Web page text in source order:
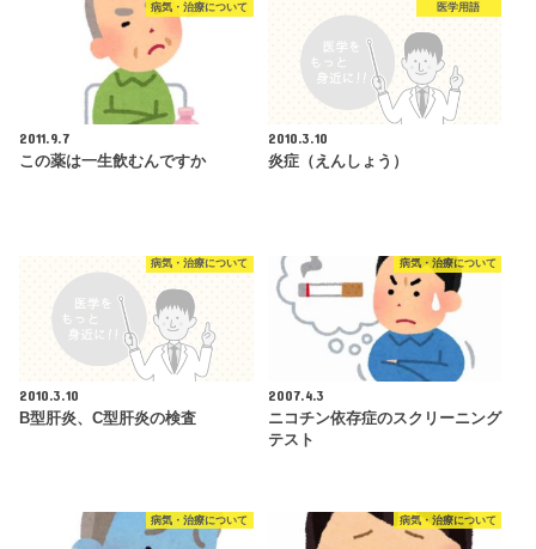
病気・治療について
2011.9.7
この薬は一生飲むんですか
医学用語
2010.3.10
炎症（えんしょう）
病気・治療について
2010.3.10
B型肝炎、C型肝炎の検査
病気・治療について
2007.4.3
ニコチン依存症のスクリーニング
テスト
病気・治療について 病気・治療について